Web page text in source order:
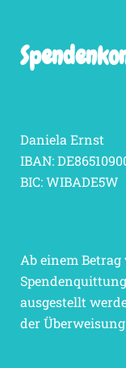
Daniela Ernst
IBAN:
BIC: WIBADE5W
Ab einem
ausgestellt
der